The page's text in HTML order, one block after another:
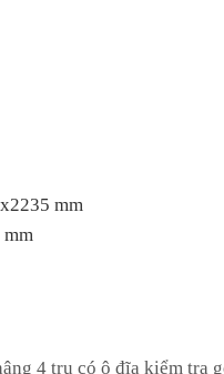
mm
4 trụ có ô đĩa kiểm tra